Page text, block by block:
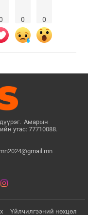
0 0
дүүрэг. Амарын
утас: 77710088.
Үйлчилгээний нөхцөл